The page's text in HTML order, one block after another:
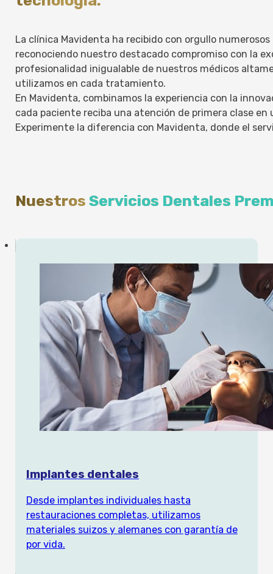
La clínica Mavidenta ha recibido con orgullo
reconociendo nuestro destacado compromiso con la
profesionalidad inigualable de nuestros médicos
utilizamos en cada tratamiento.
En Mavidenta, combinamos la experiencia con la
cada paciente reciba una atención de primera clase
Experimente la diferencia con Mavidenta, donde el
NuestrosServicios Dentales
Implantes dentales
Desde implantes individuales hasta
restauraciones completas, utilizamos
materiales suizos y alemanes con garantía de
por vida.